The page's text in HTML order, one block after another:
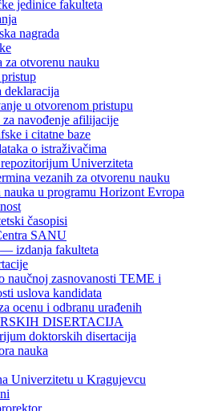
jedinice fakulteta
nagrada
za otvorenu nauku
deklaracija
u otvorenom pristupu
navođenje afilijacije
i citatne baze
o istraživačima
Univerziteta
vezanih za otvorenu nauku
nauka u programu Horizont Evropa
časopisi
SANU
izdanja fakulteta
naučnoj zasnovanosti TEME i
uslova kandidata
ocenu i odbranu urađenih
DISERTACIJA
doktorskih disertacija
nauka
Univerzitetu u Kragujevcu